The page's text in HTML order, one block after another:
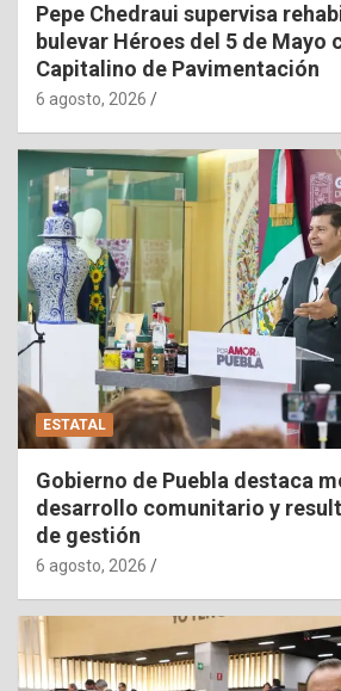
Pepe Chedraui supervisa
bulevar Héroes del 5 de Mayo
Capitalino de Pavimentación
6 agosto, 2026
ESTATAL
Gobierno de Puebla destaca
desarrollo comunitario y
de gestión
6 agosto, 2026